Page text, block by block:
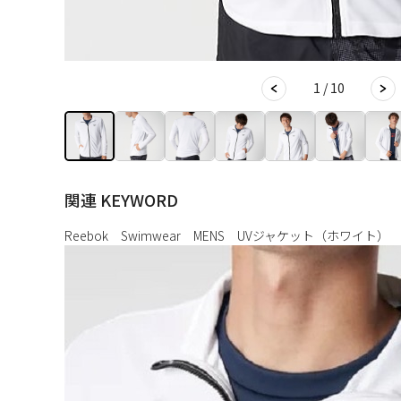
1 / 10
関連 KEYWORD
Reebok Swimwear MENS UVジャケット（ホワイト）